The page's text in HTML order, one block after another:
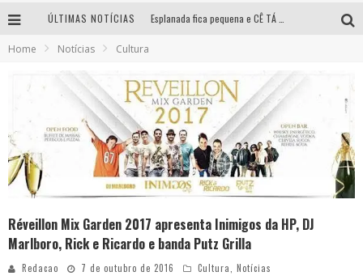
ÚLTIMAS NOTÍCIAS
Com ingressos esgotados desde junho, Churrasquinho Menos é Mais agita BH na próxima semana
Home Notícias Cultura
Réveillon Mix Garden 2017 apresenta Inimigos da HP, DJ
Marlboro, Rick e Ricardo e banda Putz Grilla
Redacao 7 de outubro de 2016 Cultura Notícias